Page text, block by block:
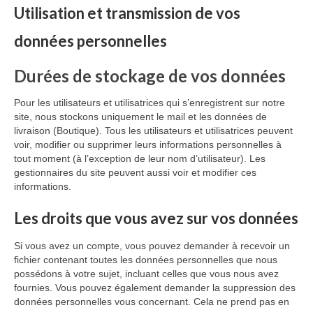
Utilisation et transmission de vos
données personnelles
Durées de stockage de vos données
Pour les utilisateurs et utilisatrices qui s’enregistrent sur notre
site, nous stockons uniquement le mail et les données de
livraison (Boutique). Tous les utilisateurs et utilisatrices peuvent
voir, modifier ou supprimer leurs informations personnelles à
tout moment (à l’exception de leur nom d’utilisateur). Les
gestionnaires du site peuvent aussi voir et modifier ces
informations.
Les droits que vous avez sur vos données
Si vous avez un compte, vous pouvez demander à recevoir un
fichier contenant toutes les données personnelles que nous
possédons à votre sujet, incluant celles que vous nous avez
fournies. Vous pouvez également demander la suppression des
données personnelles vous concernant. Cela ne prend pas en